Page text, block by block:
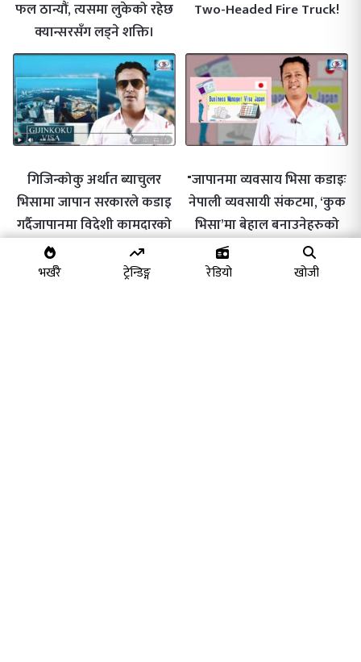
भर्खरै ट्रेन्डिङ्ग रेडियो खोजी
फल ठान्यौं, त्यसमा लुकेको रहेछ
क्यान्सरसँग लड्ने शक्ति।
Two-Headed Fire Truck!
गिजिन्कोकु अर्थात ब्याचुलर
भिसामा जापान सरकारले कडाइ
गर्दैजापानमा विदेशी कामदारको
ठूलो दुरुपयोग :
"जापानमा व्यवसाय भिसा कडाइः
नेपाली व्यवसायी संकटमा, ‘कुक
भिसा’मा बेहाल बनाउनेहरुको